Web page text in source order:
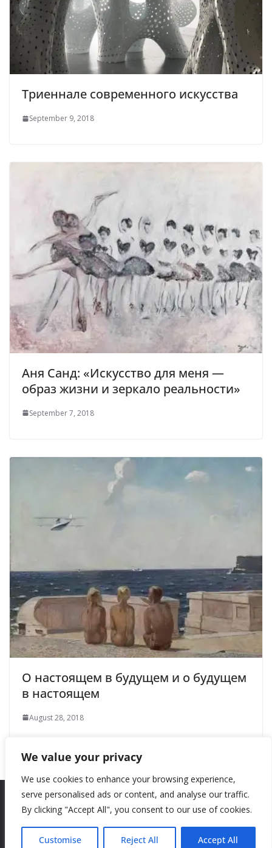
We value your privacy
We use cookies to enhance your browsing experience,
serve personalised ads or content, and analyse our traffic.
By clicking "Accept All", you consent to our use of cookies.
Customise Reject All Accept All
Триеннале современного искусства
September 9, 2018
Аня Санд: «Искусство для меня —
образ жизни и зеркало реальности»
September 7, 2018
О настоящем в будущем и о будущем
в настоящем
August 28, 2018
Theme:ColorMag by ThemeGrill. Powered byWordPress